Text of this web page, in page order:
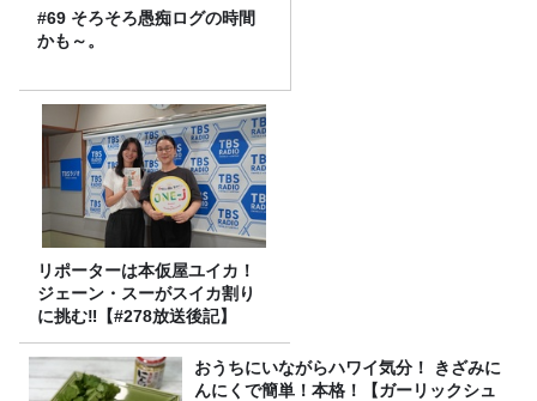
#69 そろそろ愚痴ログの時間
かも～。
リポーターは本仮屋ユイカ！
ジェーン・スーがスイカ割り
に挑む‼【#278放送後記】
おうちにいながらハワイ気分！ きざみに
んにくで簡単！本格！【ガーリックシュ